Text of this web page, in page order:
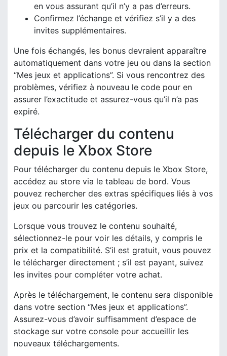
en vous assurant qu’il n’y a pas d’erreurs.
Confirmez l’échange et vérifiez s’il y a des
invites supplémentaires.
Une fois échangés, les bonus devraient apparaître
automatiquement dans votre jeu ou dans la section
“Mes jeux et applications”. Si vous rencontrez des
problèmes, vérifiez à nouveau le code pour en
assurer l’exactitude et assurez-vous qu’il n’a pas
expiré.
Télécharger du contenu
depuis le Xbox Store
Pour télécharger du contenu depuis le Xbox Store,
accédez au store via le tableau de bord. Vous
pouvez rechercher des extras spécifiques liés à vos
jeux ou parcourir les catégories.
Lorsque vous trouvez le contenu souhaité,
sélectionnez-le pour voir les détails, y compris le
prix et la compatibilité. S’il est gratuit, vous pouvez
le télécharger directement ; s’il est payant, suivez
les invites pour compléter votre achat.
Après le téléchargement, le contenu sera disponible
dans votre section “Mes jeux et applications”.
Assurez-vous d’avoir suffisamment d’espace de
stockage sur votre console pour accueillir les
nouveaux téléchargements.